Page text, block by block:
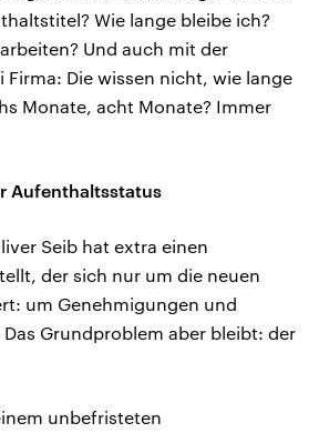
Wie lange bleibe ich?
Und auch mit der
Firma: Die wissen nicht, wie lange
Monate, acht Monate? Immer
Aufenthaltsstatus
Seib hat extra einen
der sich nur um die neuen
um Genehmigungen und
Grundproblem aber bleibt: der
unbefristeten